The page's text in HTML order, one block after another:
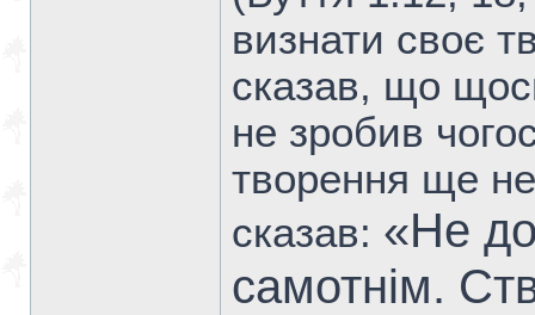
визнати своє
сказав, що
не зробив
творення ще
сказав: «Не
самотнім.